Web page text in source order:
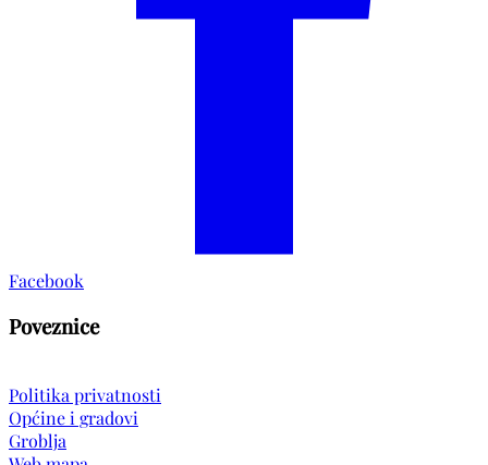
Facebook
Poveznice
Politika privatnosti
Općine i gradovi
Groblja